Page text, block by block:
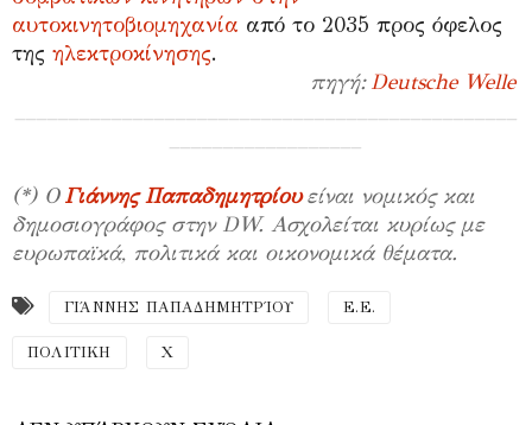
αυτοκινητοβιομηχανία από το 2035 προς όφελος
της ηλεκτροκίνησης.
πηγή:Deutsche Welle
(*) ΟΓιάννης Παπαδημητρίουείναι νομικός και
δημοσιογράφος στην DW. Ασχολείται κυρίως με
ευρωπαϊκά, πολιτικά και οικονομικά θέματα.
ΓΙΆΝΝΗΣ ΠΑΠΑΔΗΜΗΤΡΊΟΥ Ε.Ε.
ΠΟΛΙΤΙΚΗ Χ